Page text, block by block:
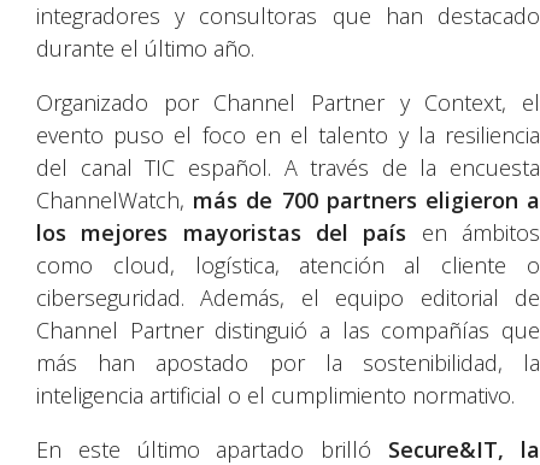
integradores y consultoras que han destacado
durante el último año.
Organizado por Channel Partner y Context, el
evento puso el foco en el talento y la resiliencia
del canal TIC español. A través de la encuesta
ChannelWatch, más de 700 partners eligieron a
los mejores mayoristas del país en ámbitos
como cloud, logística, atención al cliente o
ciberseguridad. Además, el equipo editorial de
Channel Partner distinguió a las compañías que
más han apostado por la sostenibilidad, la
inteligencia artificial o el cumplimiento normativo.
En este último apartado brilló Secure&IT, la